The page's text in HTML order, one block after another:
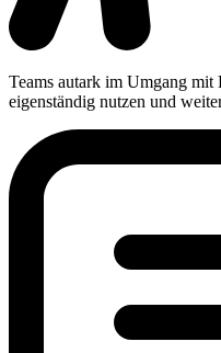
Teams autark im Umgang mit
eigenständig nutzen und